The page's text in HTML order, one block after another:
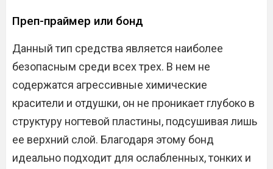
Преп-праймер или бонд
Данный тип средства является наиболее
безопасным среди всех трех. В нем не
содержатся агрессивные химические
красители и отдушки, он не проникает глубоко в
структуру ногтевой пластины, подсушивая лишь
ее верхний слой. Благодаря этому бонд
идеально подходит для ослабленных, тонких и